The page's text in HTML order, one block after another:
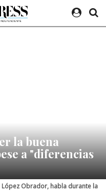
la buena
a "diferencias
López Obrador, habla durante la